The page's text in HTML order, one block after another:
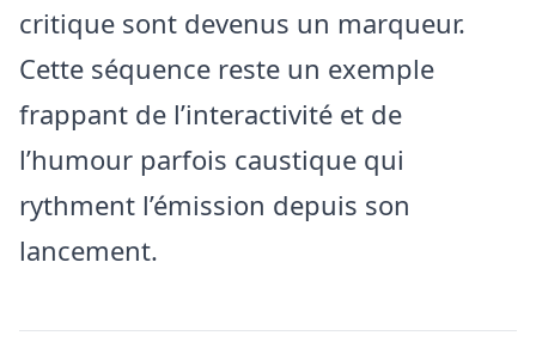
critique sont devenus un marqueur.
Cette séquence reste un exemple
frappant de l’interactivité et de
l’humour parfois caustique qui
rythment l’émission depuis son
lancement.